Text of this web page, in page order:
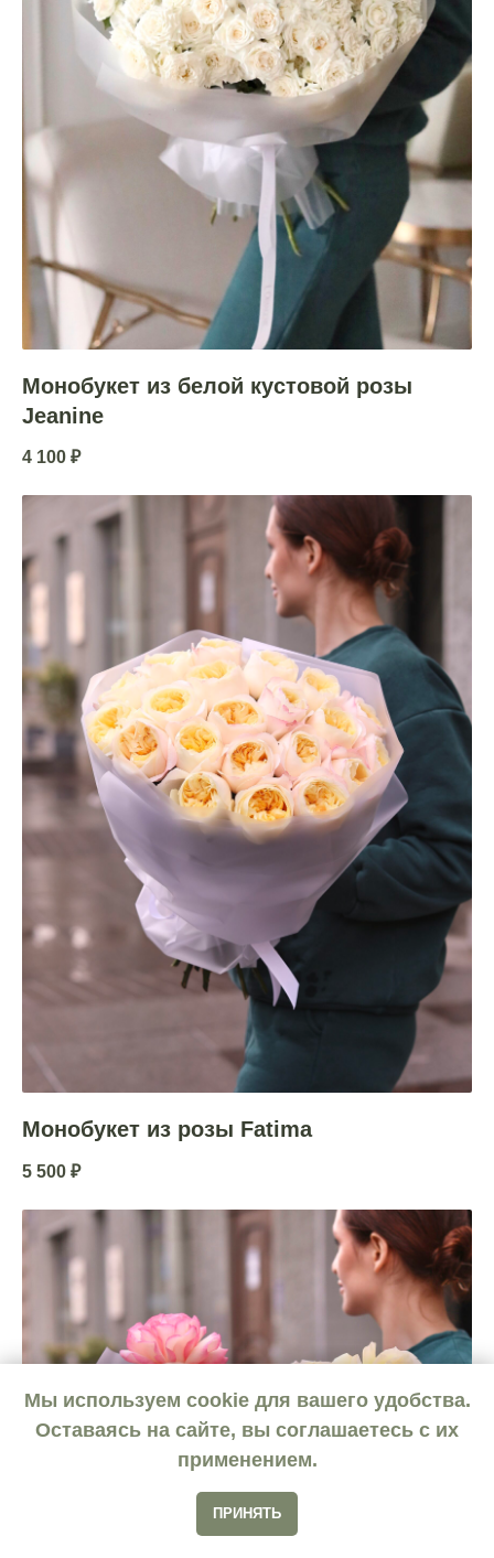
Мы используем cookie для вашего удобства.
Оставаясь на сайте, вы соглашаетесь с их
применением.
ПРИНЯТЬ
Монобукет из белой кустовой розы
Jeanine
4 100 ₽
Монобукет из розы Fatima
5 500 ₽